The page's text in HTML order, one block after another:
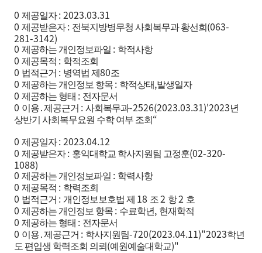
0 제공일자: 2023.03.31
0 제공받은자: 전북지방병무청 사회복무과 황선희 (063-
281-3142)
0 제공하는 개인정보파일 : 학적사항
0 제공목적 : 학적조회
0 법적근거 : 병역법 제 80조
0 제공하는 개인정보 항목 : 학적상태,발생일자
0 제공하는 형태 : 전자문서
0 이용․제공근거 : 사회복무과-2526(2023.03.31)'2023년
상반기 사회복무요원 수학 여부 조회 “
0 제공일자: 2023.04.12
0 제공받은자: 홍익대학교 학사지원팀 고정훈(02-320-
1088)
0 제공하는 개인정보파일 : 학력사항
0 제공목적 : 학력조회
0 법적근거 : 개인정보보호법 제 18 조2 항2 호
0 제공하는 개인정보 항목 : 수료학년, 현재학적
0 제공하는 형태 : 전자문서
0 이용․제공근거 : 학사지원팀-720(2023.04.11)"2023학년
도 편입생 학력조회 의뢰 (예원예술대학교)"